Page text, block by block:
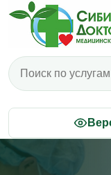
Поиск по услугам